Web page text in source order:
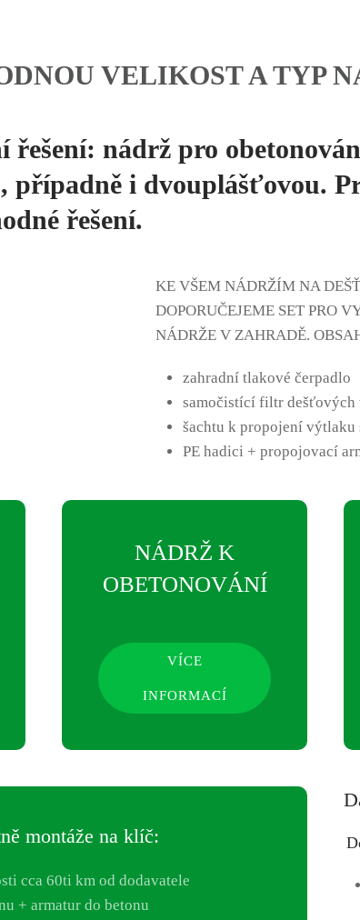
VELIKOST A TYP
řešení: nádrž pro
případně i dvouplášťovou.
řešení.
KE VŠEM NÁDRŽÍM NA
DOPORUČEJEME SET PRO
NÁDRŽE V ZAHRADĚ.
zahradní tlakové čerpadlo
samočistící filtr dešťových
šachtu k propojení výtlaku
PE hadici + propojovací
NÁDRŽ K
OBETONOVÁNÍ
VÍCE
INFORMACÍ
montáže na klíč:
cca 60ti km od dodavatele
+ armatur do betonu